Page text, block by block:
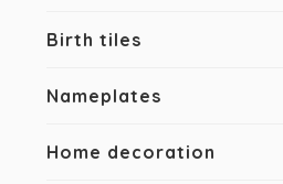
Birth tiles
Nameplates
Home decoration